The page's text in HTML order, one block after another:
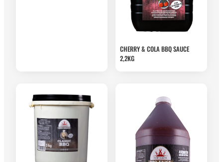
CHERRY & COLA BBQ SAUCE
2,2KG